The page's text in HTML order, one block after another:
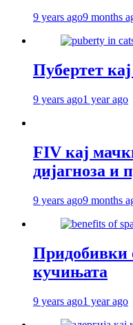
9 years ago9 months
Пубертет
9 years ago1 year ago
FIV кај
дијагноза и
9 years ago9 months
Придобивки
кучињата
9 years ago1 year ago